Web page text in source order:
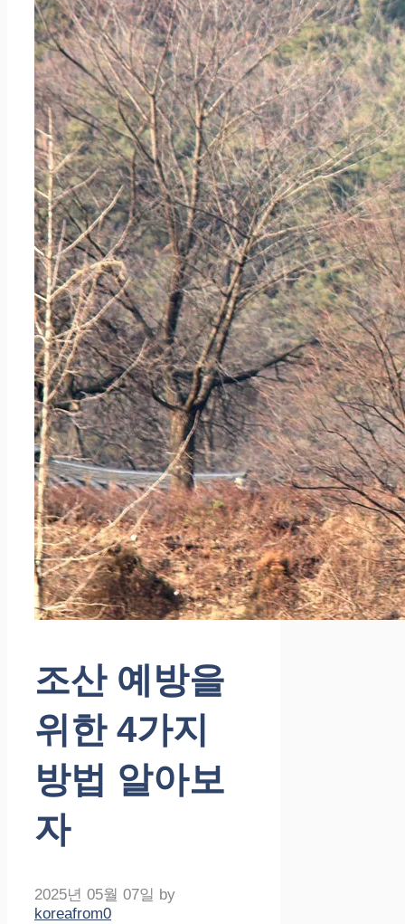
조산 예방을
위한 4가지
방법 알아보
자
2025년 05월 07일 by
koreafrom0